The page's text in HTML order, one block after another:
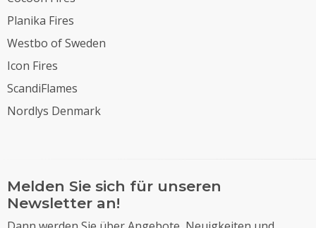
Planika Fires
Westbo of Sweden
Icon Fires
ScandiFlames
Nordlys Denmark
Melden Sie sich für unseren
Newsletter an!